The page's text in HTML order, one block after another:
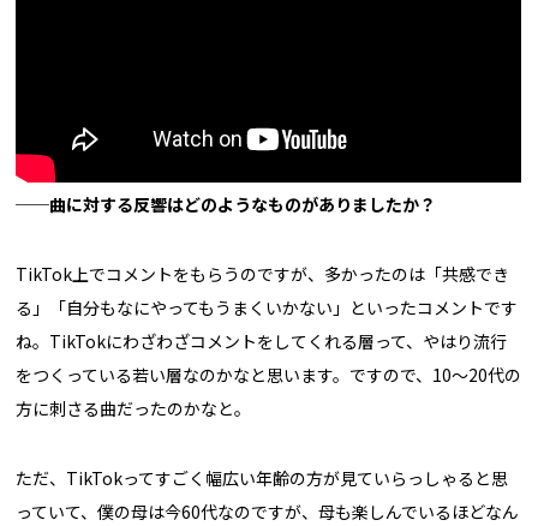
──曲に対する反響はどのようなものがありましたか？
TikTok上でコメントをもらうのですが、多かったのは「共感でき
る」「自分もなにやってもうまくいかない」といったコメントです
ね。TikTokにわざわざコメントをしてくれる層って、やはり流行
をつくっている若い層なのかなと思います。ですので、10～20代の
方に刺さる曲だったのかなと。
ただ、TikTokってすごく幅広い年齢の方が見ていらっしゃると思
っていて、僕の母は今60代なのですが、母も楽しんでいるほどなん